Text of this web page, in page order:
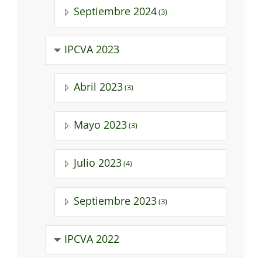
Septiembre 2024 (3)
IPCVA 2023
Abril 2023 (3)
Mayo 2023 (3)
Julio 2023 (4)
Septiembre 2023 (3)
IPCVA 2022